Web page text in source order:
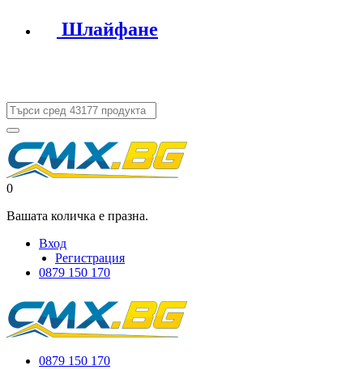
Шлайфане
0
Вашата количка е празна.
Вход
Регистрация
0879 150 170
0879 150 170